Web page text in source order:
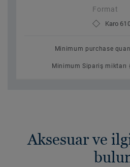
Format
Karo
Minimum purchase
Minimum Sipariş
Aksesuar ve